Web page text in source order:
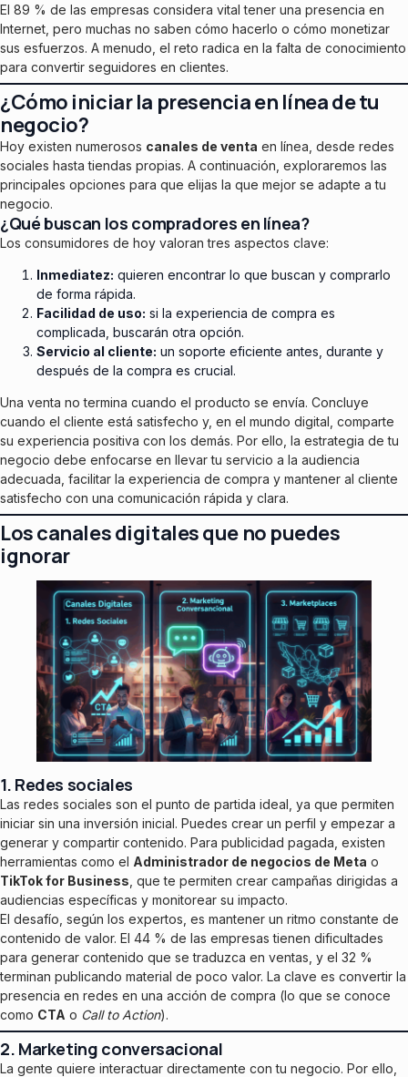
El 89 % de las empresas considera vital tener una presencia en
Internet, pero muchas no saben cómo hacerlo o cómo monetizar
sus esfuerzos. A menudo, el reto radica en la falta de conocimiento
para convertir seguidores en clientes.
¿Cómo iniciar la presencia en línea de tu
negocio?
Hoy existen numerosos canales de venta en línea, desde redes
sociales hasta tiendas propias. A continuación, exploraremos las
principales opciones para que elijas la que mejor se adapte a tu
negocio.
¿Qué buscan los compradores en línea?
Los consumidores de hoy valoran tres aspectos clave:
Inmediatez: quieren encontrar lo que buscan y comprarlo
de forma rápida.
Facilidad de uso: si la experiencia de compra es
complicada, buscarán otra opción.
Servicio al cliente: un soporte eficiente antes, durante y
después de la compra es crucial.
Una venta no termina cuando el producto se envía. Concluye
cuando el cliente está satisfecho y, en el mundo digital, comparte
su experiencia positiva con los demás. Por ello, la estrategia de tu
negocio debe enfocarse en llevar tu servicio a la audiencia
adecuada, facilitar la experiencia de compra y mantener al cliente
satisfecho con una comunicación rápida y clara.
Los canales digitales que no puedes
ignorar
1. Redes sociales
Las redes sociales son el punto de partida ideal, ya que permiten
iniciar sin una inversión inicial. Puedes crear un perfil y empezar a
generar y compartir contenido. Para publicidad pagada, existen
herramientas como el Administrador de negocios de Meta o
TikTok for Business que te permiten crear campañas dirigidas a
audiencias específicas y monitorear su impacto.
El desafío, según los expertos, es mantener un ritmo constante de
contenido de valor. El 44 % de las empresas tienen dificultades
para generar contenido que se traduzca en ventas, y el 32 %
terminan publicando material de poco valor. La clave es convertir la
presencia en redes en una acción de compra (lo que se conoce
como CTA o Call to Action).
2. Marketing conversacional
La gente quiere interactuar directamente con tu negocio. Por ello,